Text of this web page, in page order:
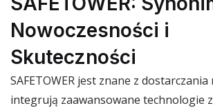
Nowoczesności i
Skuteczności
SAFETOWER jest znane z
integrują zaawansowane technologie